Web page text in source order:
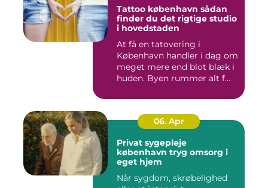
Tattoo københavn sådan
finder du det rigtige studio
i hovedstaden
At få en tatovering i
København handler i dag om
meget mere end blot blæk i
huden. Byen rummer alt f...
06. Apr
Privat sygepleje
københavn tryg omsorg i
eget hjem
Når sygdom, skrøbelighed